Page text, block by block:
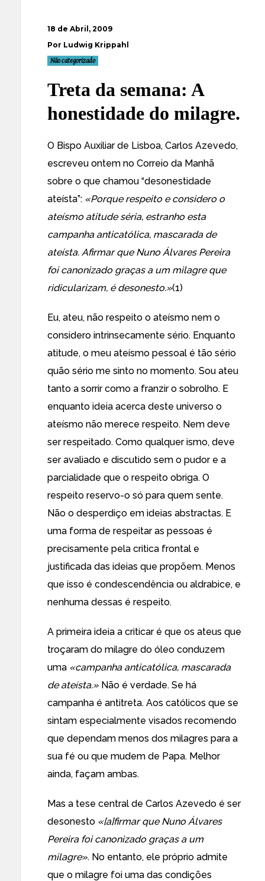
18 de Abril, 2009
Por Ludwig Krippahl
Não categorizado
Treta da semana: A
honestidade do milagre.
O Bispo Auxiliar de Lisboa, Carlos Azevedo,
escreveu ontem no Correio da Manhã
sobre o que chamou “desonestidade
ateísta”: «Porque respeito e considero o
ateísmo atitude séria, estranho esta
campanha anticatólica, mascarada de
ateísta. Afirmar que Nuno Álvares Pereira
foi canonizado graças a um milagre que
ridicularizam, é desonesto.»(1)
Eu, ateu, não respeito o ateísmo nem o
considero intrinsecamente sério. Enquanto
atitude, o meu ateísmo pessoal é tão sério
quão sério me sinto no momento. Sou ateu
tanto a sorrir como a franzir o sobrolho. E
enquanto ideia acerca deste universo o
ateísmo não merece respeito. Nem deve
ser respeitado. Como qualquer ismo, deve
ser avaliado e discutido sem o pudor e a
parcialidade que o respeito obriga. O
respeito reservo-o só para quem sente.
Não o desperdiço em ideias abstractas. E
uma forma de respeitar as pessoas é
precisamente pela critica frontal e
justificada das ideias que propõem. Menos
que isso é condescendência ou aldrabice, e
nenhuma dessas é respeito.
A primeira ideia a criticar é que os ateus que
troçaram do milagre do óleo conduzem
uma «campanha anticatólica, mascarada
de ateísta.» Não é verdade. Se há
campanha é antitreta. Aos católicos que se
sintam especialmente visados recomendo
que dependam menos dos milagres para a
sua fé ou que mudem de Papa. Melhor
ainda, façam ambas.
Mas a tese central de Carlos Azevedo é ser
desonesto «[a]firmar que Nuno Álvares
Pereira foi canonizado graças a um
milagre». No entanto, ele próprio admite
que o milagre foi uma das condições